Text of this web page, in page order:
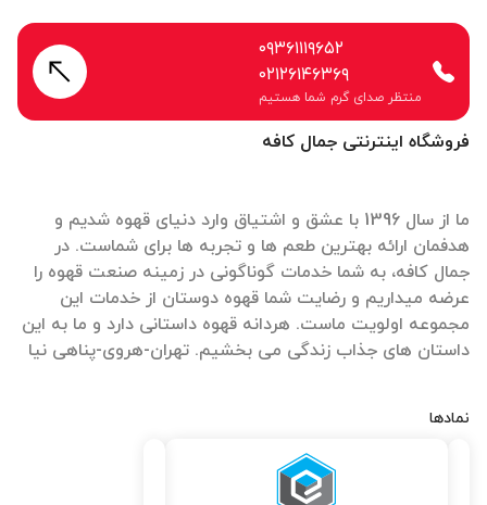
فروشگاه اینترنتی جمال کافه
ما از سال 1396 با عشق و اشتیاق وارد دنیای قهوه شدیم و
هدفمان ارائه بهترین طعم ها و تجربه ها برای شماست. در
جمال کافه، به شما خدمات گوناگونی در زمینه صنعت قهوه را
عرضه میداریم و رضایت شما قهوه دوستان از خدمات این
مجموعه اولویت ماست. هردانه قهوه داستانی دارد و ما به این
داستان های جذاب زندگی می بخشیم. تهران-هروی-پناهی نیا
نمادها
۰۹۳۶۱۱۱۹۶۵۲
۰۲۱۲۶۱۴۶۳۶۹
منتظر صدای گرم شما هستیم